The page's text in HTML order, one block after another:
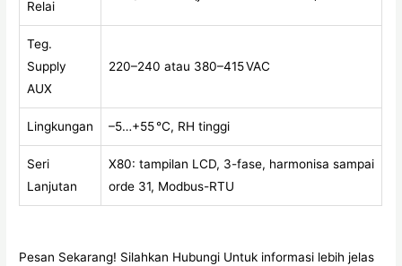
Relai
Teg.
Supply
AUX
220–240 atau 380–415 VAC
Lingkungan –5…+55 °C, RH tinggi
Seri
Lanjutan
X80: tampilan LCD, 3-fase, harmonisa sampai
orde 31, Modbus-RTU
Pesan Sekarang! Silahkan Hubungi Untuk informasi lebih jelas